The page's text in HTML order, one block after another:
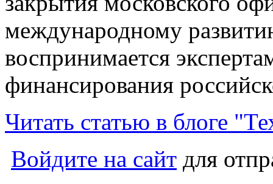
международному
воспринимается
финансирования
Читать статью в блоге
Войдите на сайт для